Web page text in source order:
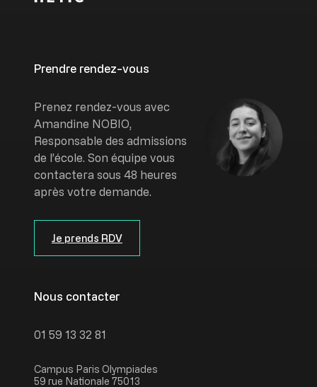
Prendre rendez-vous
Image
Prenez rendez-vous avec
Amandine NOBIO,
Responsable des admissions
de l’école. Son équipe vous
contactera sous 48 heures
après votre demande.
Je prends RDV
Nous contacter
01 59 13 32 81
Campus Paris Olympiades
59 rue Nationale 75013